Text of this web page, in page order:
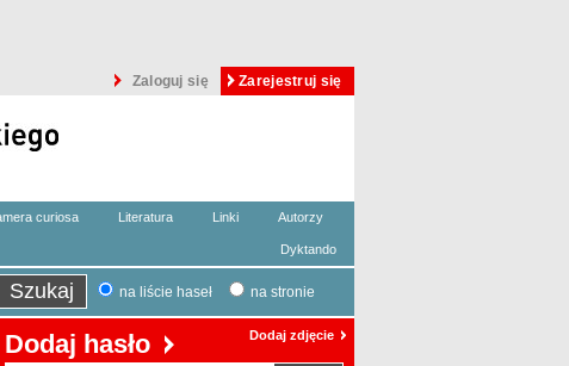
Zaloguj się Zarejestruj się
curiosa Literatura Linki Autorzy
Dyktando
na liście haseł na stronie
Dodaj hasło Dodaj zdjęcie